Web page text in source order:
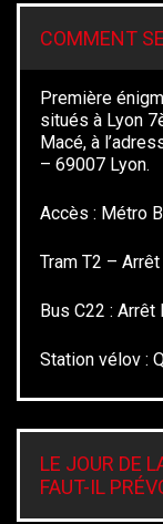
COMMENT
Première
situés à Lyon
Macé, à
– 69007 Lyon.
Accès : Métro
Tram T2 –
Bus C22 :
Station vélov :
LE JOUR DE
FAUT-IL